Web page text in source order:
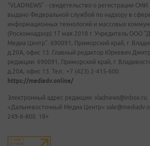
"VLADNEWS" - свидетельство о регистрации
выдано Федеральной службой по надзору в
информационных технологий и массовых
(Роскомнадзор) 17 мая 2018 г. Учредитель ООО
Медиа Центр". 690091, Приморский край, г.
д.20А, офис 13. Главный редактор Юркевич
редакции: 690091, Приморский край, г.
д.20А, офис 13. Тел.: +7 (423) 2-415-600.
https://mediadv.online/
Электронный адрес редакции:
«Дальневосточный Медиа Центр»
249-8-800. 18+